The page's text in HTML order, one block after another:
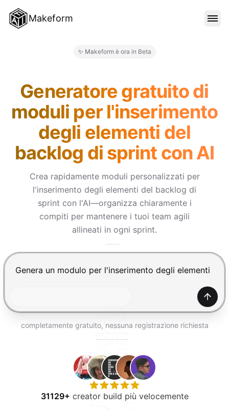
Makeform
BLOG
PREZZI
ACCEDI
PROVA GRATIS
✨ Makeform è ora in Beta
Generatore gratuito di
moduli per l'inserimento
degli elementi del
backlog di sprint con AI
Crea rapidamente moduli personalizzati per
l'inserimento degli elementi del backlog di
sprint con l'AI—organizza chiaramente i
compiti per mantenere i tuoi team agili
allineati in ogni sprint.
Premi Invio per inviare, Shift+Invio per nuova riga
completamente gratuito, nessuna registrazione richiesta
31129+ creator build più velocemente